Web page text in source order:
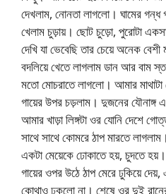
দেখলাম, নোনতা লাগলো। ঘামের
খেলাম চুড়ায়। ছোট চুড়ো, পুরোটা
দেখি যা ভেবেছি তার চেয়ে অনেক
বদলিয়ে খেতে লাগলাম ডান আর বাম
মতো মোচরাতে লাগলো। আমার
গায়ের উপর চড়লাম। দুজনের যৌনাঙ্গ
আমার খাড়া লিঙ্গটা ওর যোনি দেশে
সাথে সাথে কোমরে ঠাপ মারতে
একটা মেয়েকে ঢোকাতে হয়, চুদতে
গায়ের ওপর উঠে ঠাপ মেরে ঢুকিয়ে
কোথাও ঢুকলো না। শেষে ওর দুই